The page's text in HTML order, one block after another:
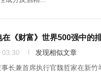
《财富》世界500强中的
03:30
发现相似文章
长兼首席执行官魏哲家在新